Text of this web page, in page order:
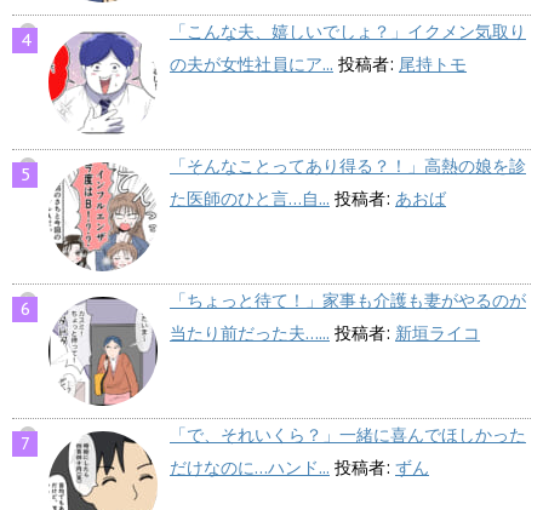
「こんな夫、嬉しいでしょ？」イクメン気取り
の夫が女性社員にア... 投稿者: 尾持トモ
「そんなことってあり得る？！」高熱の娘を診
た医師のひと言…自... 投稿者: あおば
「ちょっと待て！」家事も介護も妻がやるのが
当たり前だった夫…... 投稿者: 新垣ライコ
「で、それいくら？」一緒に喜んでほしかった
だけなのに…ハンド... 投稿者: ずん